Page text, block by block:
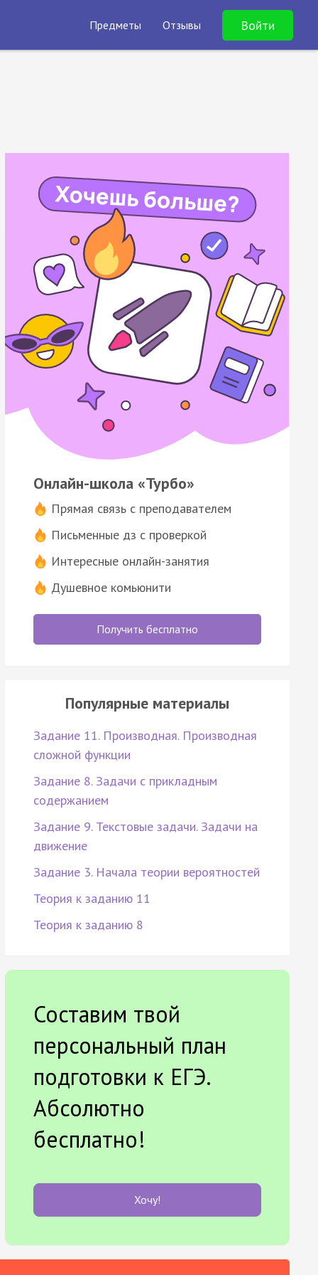
Предметы Отзывы Войти
Онлайн-школа «Турбо»
Прямая связь с преподавателем
Письменные дз с проверкой
Интересные онлайн-занятия
Душевное комьюнити
Получить бесплатно
Популярные материалы
Задание 11. Производная. Производная
сложной функции
Задание 8. Задачи с прикладным
содержанием
Задание 9. Текстовые задачи. Задачи на
движение
Задание 3. Начала теории вероятностей
Теория к заданию 11
Теория к заданию 8
Составим твой
персональный план
подготовки к ЕГЭ.
Абсолютно
бесплатно!
Хочу!